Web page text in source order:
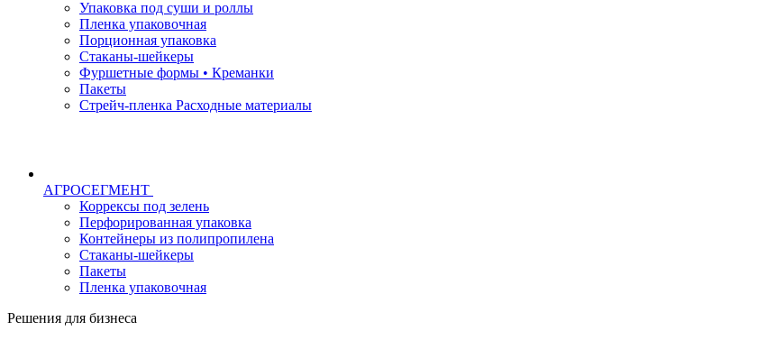
Упаковка под суши и роллы
Пленка упаковочная
Порционная упаковка
Стаканы-шейкеры
Фуршетные формы • Креманки
Пакеты
Стрейч-пленка Расходные материалы
АГРОСЕГМЕНТ
Коррексы под зелень
Перфорированная упаковка
Контейнеры из полипропилена
Стаканы-шейкеры
Пакеты
Пленка упаковочная
Решения для бизнеса